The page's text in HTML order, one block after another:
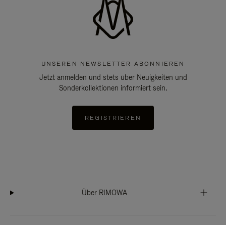
UNSEREN NEWSLETTER ABONNIEREN
Jetzt anmelden und stets über Neuigkeiten und
Sonderkollektionen informiert sein.
REGISTRIEREN
Über RIMOWA